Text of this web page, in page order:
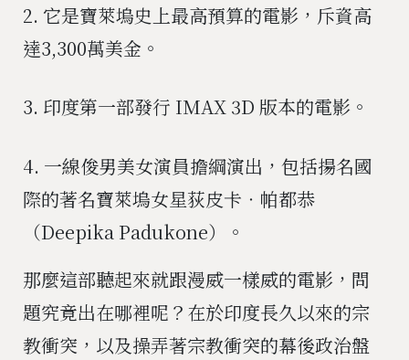
2. 它是寶萊塢史上最高預算的電影，斥資高
達3,300萬美金。
3. 印度第一部發行 IMAX 3D 版本的電影。
4. 一線俊男美女演員擔綱演出，包括揚名國
際的著名寶萊塢女星荻皮卡‧帕都恭
（Deepika Padukone）。
那麼這部聽起來就跟漫威一樣威的電影，問
題究竟出在哪裡呢？在於印度長久以來的宗
教衝突，以及操弄著宗教衝突的幕後政治盤